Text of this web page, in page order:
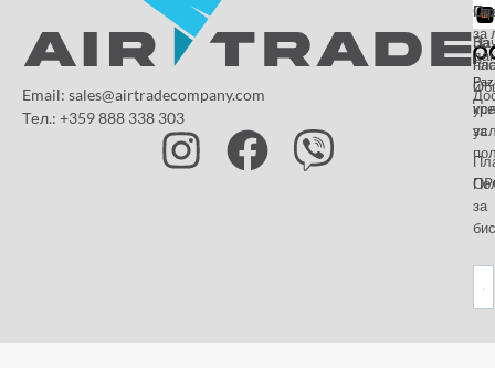
Email: sales@airtradecompany.com
Тел.: +359 888 338 303
За
нас
и
за
за
за